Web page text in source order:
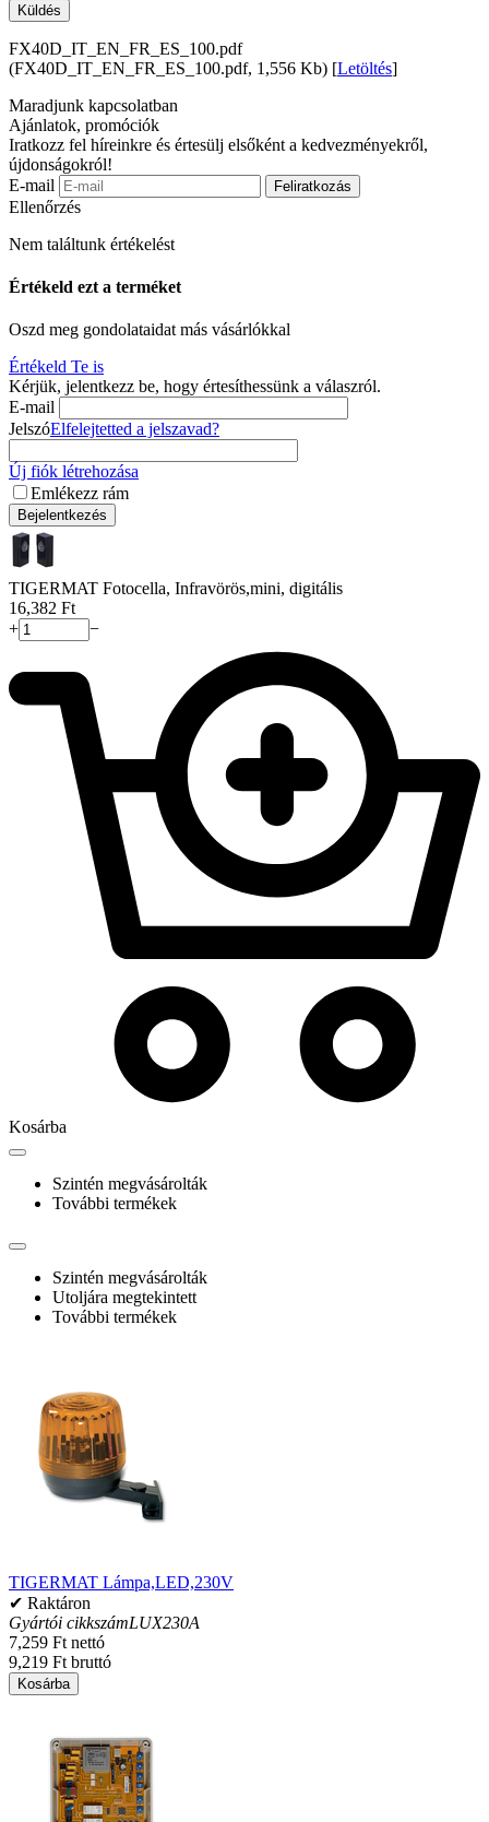
Küldés
FX40D_IT_EN_FR_ES_100.pdf
(FX40D_IT_EN_FR_ES_100.pdf, 1,556 Kb) [Letöltés]
Maradjunk kapcsolatban
Ajánlatok, promóciók
Iratkozz fel híreinkre és értesülj elsőként a kedvezményekről,
újdonságokról!
E-mail
Feliratkozás
Ellenőrzés
Nem találtunk értékelést
Értékeld ezt a terméket
Oszd meg gondolataidat más vásárlókkal
Értékeld Te is
Kérjük, jelentkezz be, hogy értesíthessünk a válaszról.
E-mail
JelszóElfelejtetted a jelszavad?
Új fiók létrehozása
Emlékezz rám
Bejelentkezés
TIGERMAT Fotocella, Infravörös,mini, digitális
16,382 Ft
+
−
Kosárba
Szintén megvásárolták
További termékek
Szintén megvásárolták
Utoljára megtekintett
További termékek
TIGERMAT Lámpa,LED,230V
✔ Raktáron
Gyártói cikkszámLUX230A
7,259 Ft nettó
9,219 Ft bruttó
Kosárba